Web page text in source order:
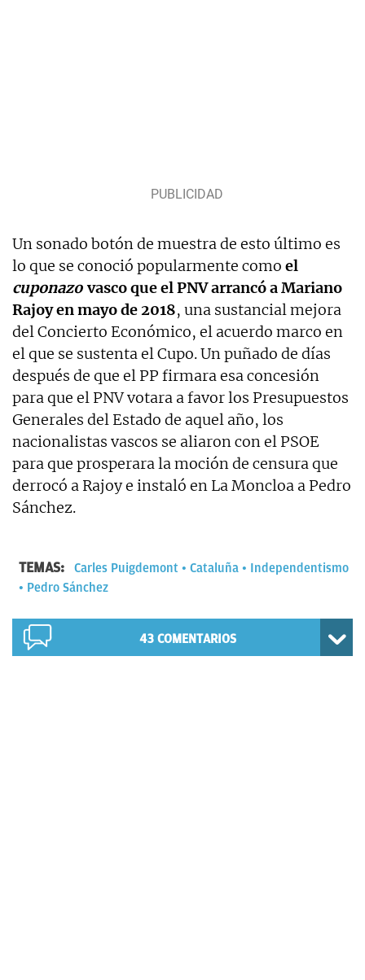
Un sonado botón de muestra de esto último es
lo que se conoció popularmente como el
cuponazo vasco que el PNV arrancó a Mariano
Rajoy en mayo de 2018, una sustancial mejora
del Concierto Económico, el acuerdo marco en
el que se sustenta el Cupo. Un puñado de días
después de que el PP firmara esa concesión
para que el PNV votara a favor los Presupuestos
Generales del Estado de aquel año, los
nacionalistas vascos se aliaron con el PSOE
para que prosperara la moción de censura que
derrocó a Rajoy e instaló en La Moncloa a Pedro
Sánchez.
TEMAS: Carles Puigdemont Cataluña
Independentismo
Pedro Sánchez
43 COMENTARIOS